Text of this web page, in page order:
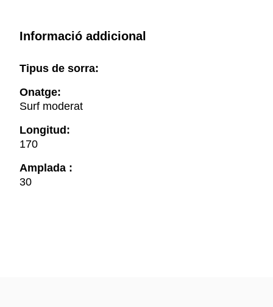
Informació addicional
Tipus de sorra:
Onatge:
Surf moderat
Longitud:
170
Amplada :
30